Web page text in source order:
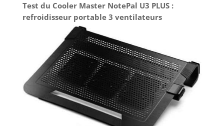
Test du Cooler Master NotePal U3 PLUS :
refroidisseur portable 3 ventilateurs